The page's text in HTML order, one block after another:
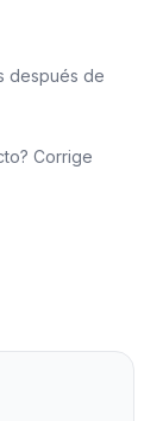
después de
Corrige